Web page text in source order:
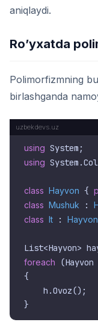
aniqlaydi.
Ro’yxatda
Polimorfizmning
birlashganda
using
using
class Hayvon {
class Mushuk :
class It : Hayvon
List<Hayvon>
foreach (Hayvon
{
    h.Ovoz();